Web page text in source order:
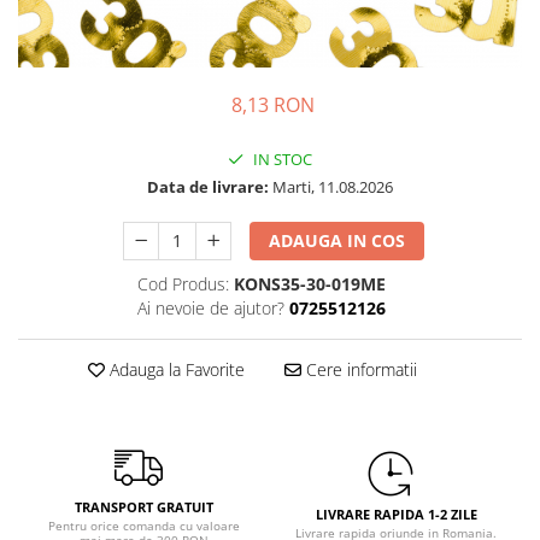
Confetti
Suflatori si Coifuri
Petrecere Star Wars
Petrecere Super Mario
Petrecere Buburuza Miraculoasa
Petrecere Ferma Animalelor
Petrecere Frozen
Petrecere Little Star
Petrecere LOL Surprise
Petrecere Lovely Swan
Petrecere Minnie Mouse
Petrecere Printese Disney
Petrecere Unicorni
Petreceri Adulti
8,13 RON
IN STOC
Data de livrare: Marti, 11.08.2026
ADAUGA IN COS
Cod Produs: KONS35-30-019ME
Ai nevoie de ajutor? 0725512126
Adauga la Favorite Cere informatii
TRANSPORT GRATUIT
Pentru orice comanda cu valoare
LIVRARE RAPIDA 1-2 ZILE
Livrare rapida oriunde in Romania.